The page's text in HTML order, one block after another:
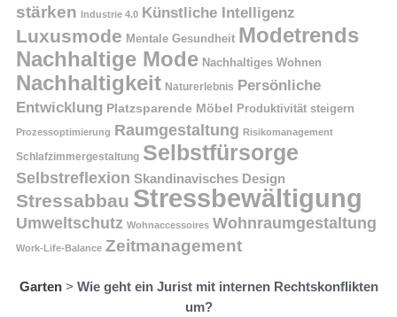
stärken Industrie 4.0 Künstliche Intelligenz
Luxusmode Mentale Gesundheit Modetrends
Nachhaltige Mode Nachhaltiges Wohnen
Nachhaltigkeit Naturerlebnis Persönliche
Entwicklung Platzsparende Möbel Produktivität steigern
Prozessoptimierung Raumgestaltung Risikomanagement
Schlafzimmergestaltung Selbstfürsorge
Selbstreflexion Skandinavisches Design
Stressabbau Stressbewältigung
Umweltschutz Wohnaccessoires Wohnraumgestaltung
Work-Life-Balance Zeitmanagement
Garten> Wie geht ein Jurist mit internen Rechtskonflikten
um?